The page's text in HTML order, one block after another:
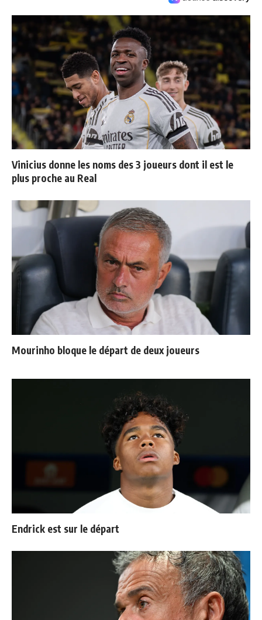
Vinicius donne les noms des 3 joueurs dont il est le
plus proche au Real
Mourinho bloque le départ de deux joueurs
Endrick est sur le départ